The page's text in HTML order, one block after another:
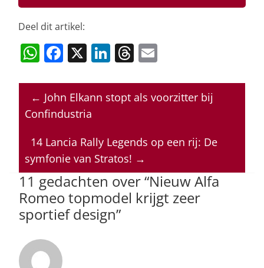
Deel dit artikel:
W
at
s
p
p
F
c
e
o
o
k
X Li
k
e
n
T
re
a
s
ai
l
← John Elkann stopt als voorzitter bij
Confindustria
14 Lancia Rally Legends op een rij: De
symfonie van Stratos! →
11 gedachten over “Nieuw Alfa
Romeo topmodel krijgt zeer
sportief design”